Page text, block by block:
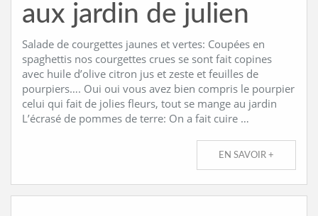
aux jardin de julien
Salade de courgettes jaunes et vertes: Coupées en
spaghettis nos courgettes crues se sont fait copines
avec huile d’olive citron jus et zeste et feuilles de
pourpiers…. Oui oui vous avez bien compris le pourpier
celui qui fait de jolies fleurs, tout se mange au jardin
L’écrasé de pommes de terre: On a fait cuire …
EN SAVOIR +